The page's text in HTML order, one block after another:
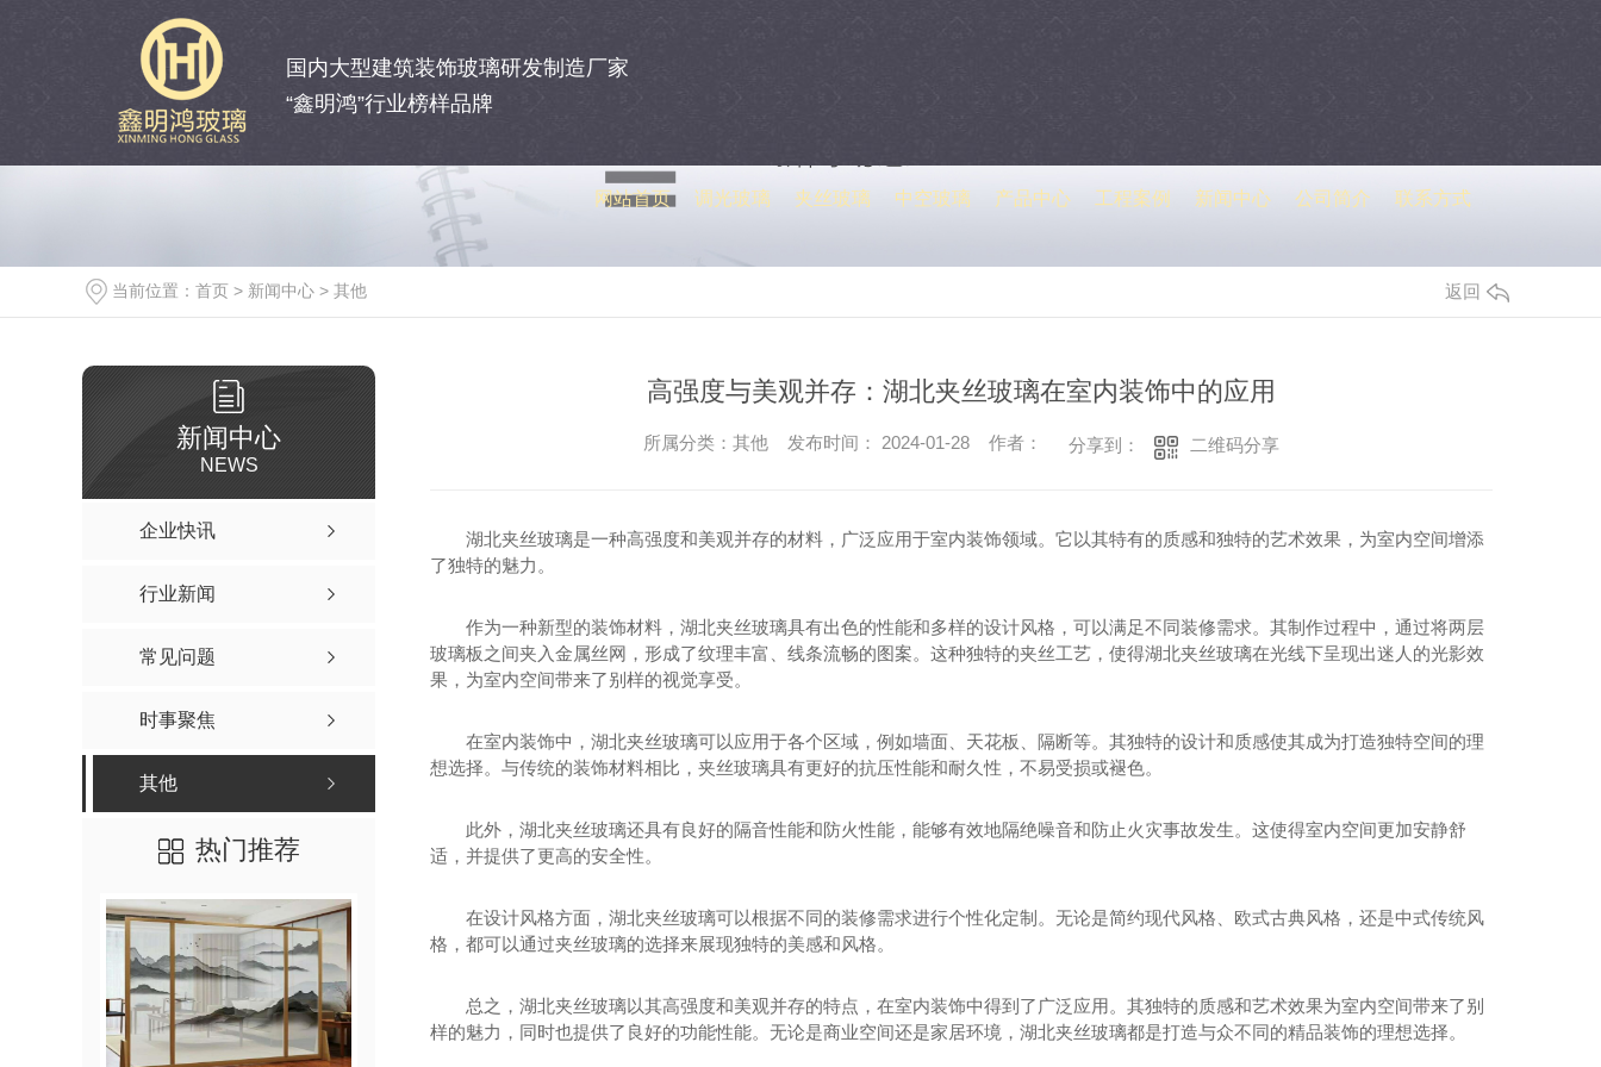
国内大型建筑装饰玻璃研发制造厂家
“鑫明鸿”行业榜样品牌
网站首页 调光玻璃 夹丝玻璃 中空玻璃 产品中心 工程案例 新闻中心 公司简介 联系方式
当前位置： 首页 > 新闻中心 > 其他 返回
新闻中心
NEWS
企业快讯
行业新闻
常见问题
时事聚焦
其他
热门推荐
高强度与美观并存：湖北夹丝玻璃在室内装饰中的应用
所属分类：其他 发布时间： 2024-01-28 作者： 分享到： 二维码分享
湖北夹丝玻璃是一种高强度和美观并存的材料，广泛应用于室内装饰领域。它以其特有的质感和独特的艺术效果，为室内空间增添
了独特的魅力。
作为一种新型的装饰材料，湖北夹丝玻璃具有出色的性能和多样的设计风格，可以满足不同装修需求。其制作过程中，通过将两层
玻璃板之间夹入金属丝网，形成了纹理丰富、线条流畅的图案。这种独特的夹丝工艺，使得湖北夹丝玻璃在光线下呈现出迷人的光影效
果，为室内空间带来了别样的视觉享受。
在室内装饰中，湖北夹丝玻璃可以应用于各个区域，例如墙面、天花板、隔断等。其独特的设计和质感使其成为打造独特空间的理
想选择。与传统的装饰材料相比，夹丝玻璃具有更好的抗压性能和耐久性，不易受损或褪色。
此外，湖北夹丝玻璃还具有良好的隔音性能和防火性能，能够有效地隔绝噪音和防止火灾事故发生。这使得室内空间更加安静舒
适，并提供了更高的安全性。
在设计风格方面，湖北夹丝玻璃可以根据不同的装修需求进行个性化定制。无论是简约现代风格、欧式古典风格，还是中式传统风
格，都可以通过夹丝玻璃的选择来展现独特的美感和风格。
总之，湖北夹丝玻璃以其高强度和美观并存的特点，在室内装饰中得到了广泛应用。其独特的质感和艺术效果为室内空间带来了别
样的魅力，同时也提供了良好的功能性能。无论是商业空间还是家居环境，湖北夹丝玻璃都是打造与众不同的精品装饰的理想选择。